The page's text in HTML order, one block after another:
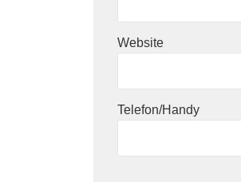
Website
Telefon/Handy